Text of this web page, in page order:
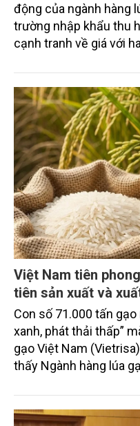
động của ngành hàng
trường nhập khẩu thu
cạnh tranh về giá với
được Hiệp hội Ngành
(Vietrisa) phát động
đang là thế mạnh
trong năm 2026.
Việt Nam tiên
tiên sản xuất và
Con số 71.000 tấn
xanh, phát thải thấp”
gạo Việt Nam
thấy Ngành hàng lúa
lúa gạo theo hướng
trung vào các thị